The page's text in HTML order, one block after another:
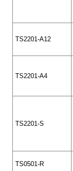
TS2201-A12
TS2201-A4
TS2201-S
TS0501-R